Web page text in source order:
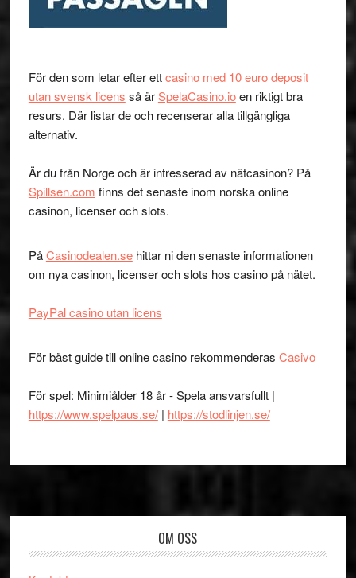
För den som letar efter ettcasino med 10 euro deposit
utan svensk licens så ärSpelaCasino.ioen riktigt bra
resurs. Där listar de och recenserar alla tillgängliga
alternativ.
Är du från Norge och är intresserad av nätcasinon? På
Spillsen.com finns det senaste inom norska online
casinon, licenser och slots.
PåCasinodealen.sehittar ni den senaste informationen
om nya casinon, licenser och slots hos casino på nätet.
PayPal casino utan licens
För bäst guide till online casino rekommenderas Casivo
För spel: Minimiålder 18 år - Spela ansvarsfullt |
https://www.spelpaus.se/| https://stodlinjen.se/
OM OSS